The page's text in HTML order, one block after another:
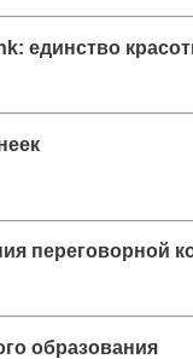
единство
переговорной
образования